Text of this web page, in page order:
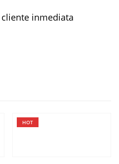
inmediata
HOT